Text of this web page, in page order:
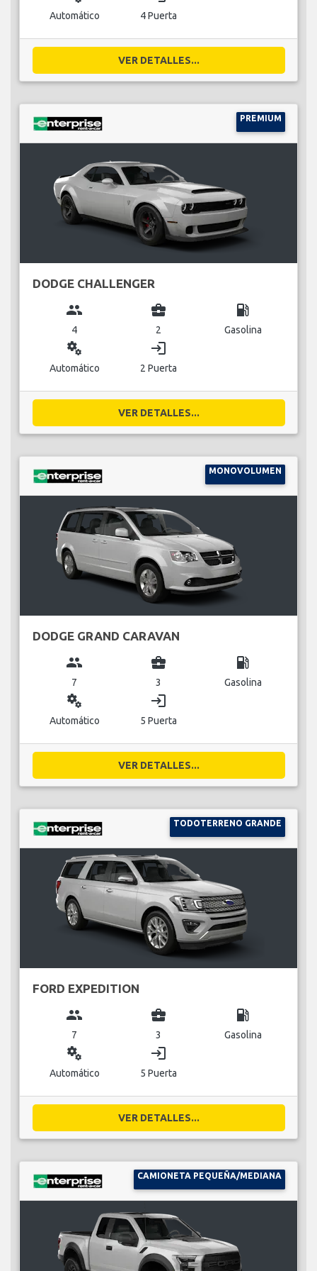
Automático 4 Puerta
VER DETALLES...
PREMIUM
DODGE CHALLENGER
group
4
business_center
2
local_gas_station
Gasolina
miscellaneous_services
Automático
login
2 Puerta
VER DETALLES...
MONOVOLUMEN
DODGE GRAND CARAVAN
group
7
business_center
3
local_gas_station
Gasolina
miscellaneous_services
Automático
login
5 Puerta
VER DETALLES...
TODOTERRENO GRANDE
FORD EXPEDITION
group
7
business_center
3
local_gas_station
Gasolina
miscellaneous_services
Automático
login
5 Puerta
VER DETALLES...
CAMIONETA PEQUEÑA/MEDIANA